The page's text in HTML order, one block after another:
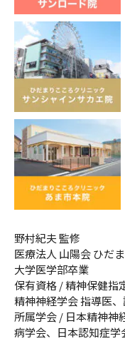
野村紀夫 監修
医療法人 山陽会 ひだ
大学医学部卒業
保有資格 / 精神保健指
精神神経学会 指導医
所属学会 / 日本精神神
病学会、日本認知症学